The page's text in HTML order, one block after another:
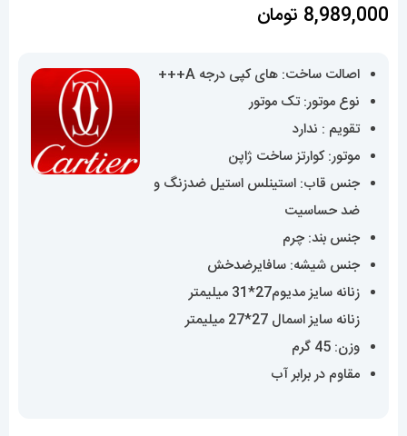
8,989,000 تومان
اصالت ساخت: های کپی درجه A+++
نوع موتور: تک موتور
تقویم : ندارد
موتور: کوارتز ساخت ژاپن
جنس قاب: استینلس استیل ضدزنگ و
ضد حساسیت
جنس بند: چرم
جنس شیشه: سافایرضدخش
زنانه سایز مدیوم27*31 میلیمتر
زنانه سایز اسمال 27*27 میلیمتر
وزن: 45 گرم
مقاوم در برابر آب